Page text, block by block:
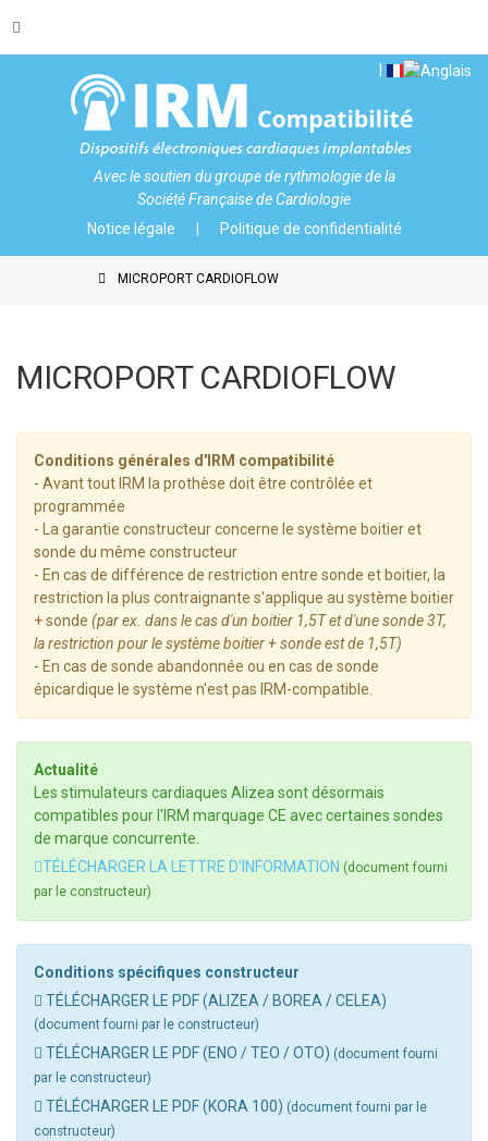
Avec le soutien dugroupe de rythmologie de la
Société Française de Cardiologie
Notice légale
Politique de confidentialité
MICROPORT CARDIOFLOW
MICROPORT CARDIOFLOW
Conditions générales d'IRM compatibilité
- Avant tout IRM la prothèse doit être contrôlée et
programmée
- La garantie constructeur concerne le système boitier et
sonde du même constructeur
- En cas de différence de restriction entre sonde et boitier, la
restriction la plus contraignante s'applique au système boitier
+ sonde (par ex. dans le cas d'un boitier 1,5T et d'une sonde 3T,
la restriction pour le système boitier + sonde est de 1,5T)
- En cas de sonde abandonnée ou en cas de sonde
épicardique le système n'est pas IRM-compatible.
Actualité
Les stimulateurs cardiaques Alizea sont désormais
compatibles pour l'IRM marquage CE avec certaines sondes
de marque concurrente.
TÉLÉCHARGER LA LETTRE D'INFORMATION (document fourni
par le constructeur)
Conditions spécifiques constructeur
TÉLÉCHARGER LE PDF (ALIZEA / BOREA / CELEA)
(document fourni par le constructeur)
TÉLÉCHARGER LE PDF (ENO / TEO / OTO) (document fourni
par le constructeur)
TÉLÉCHARGER LE PDF (KORA 100) (document fourni par le
constructeur)